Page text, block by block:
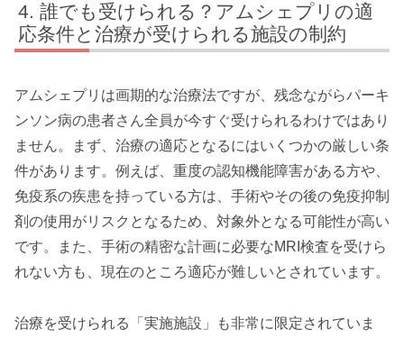
誰でも受けられる？アムシェプリの適
応条件と治療が受けられる施設の制約
アムシェプリは画期的な治療法ですが、残念ながらパーキ
ンソン病の患者さん全員が今すぐ受けられるわけではあり
ません。まず、治療の適応となるにはいくつかの厳しい条
件があります。例えば、重度の認知機能障害がある方や、
免疫系の疾患を持っている方は、手術やその後の免疫抑制
剤の使用がリスクとなるため、対象外となる可能性が高い
です。また、手術の精密な計画に必要なMRI検査を受けら
れない方も、現在のところ適応が難しいとされています。
治療を受けられる「実施施設」も非常に限定されていま